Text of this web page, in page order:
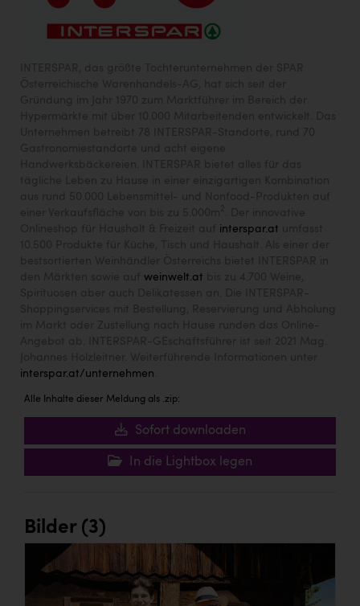
interspar.at
weinwelt.at
interspar.at/unternehmen
Alle Inhalte dieser Meldung als .zip:
Sofort downloaden
In die Lightbox legen
Bilder (3)